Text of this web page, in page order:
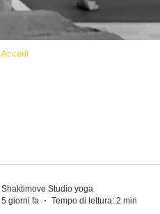
Shaktimove Studio yoga
5 giorni fa
Tempo di lettura: 2 min
Accedi